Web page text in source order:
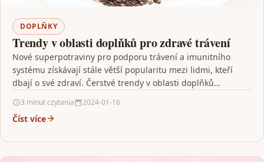
DOPLŇKY
Trendy v oblasti doplňků pro zdravé trávení
Nové superpotraviny pro podporu trávení a imunitního
systému získávají stále větší popularitu mezi lidmi, kteří
dbají o své zdraví. Čerstvé trendy v oblasti doplňků…
3 minut czytania 2024-01-16
Číst více